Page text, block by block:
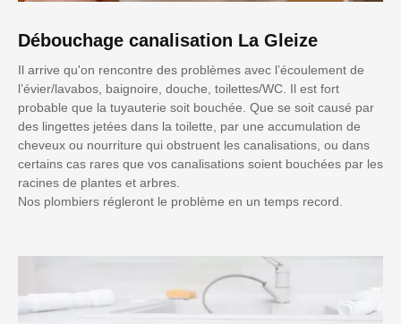
Débouchage canalisation La Gleize
Il arrive qu'on rencontre des problèmes avec l’écoulement de
l’évier/lavabos, baignoire, douche, toilettes/WC. Il est fort
probable que la tuyauterie soit bouchée. Que se soit causé par
des lingettes jetées dans la toilette, par une accumulation de
cheveux ou nourriture qui obstruent les canalisations, ou dans
certains cas rares que vos canalisations soient bouchées par les
racines de plantes et arbres.
Nos plombiers régleront le problème en un temps record.